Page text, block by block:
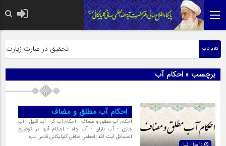
کلام ناب تحقیق در عبارت زیارت
برچسب » احکام آب
احکام آب مطلق و مضاف
احکام آب مطلق و مضاف - احکام آب كُر - آب قليل - آب
جارى - آب باران - آب چاه - احکام آبها در توضیح
المسائل آیت الله العظمی صافی گلپایگانی قدس سره